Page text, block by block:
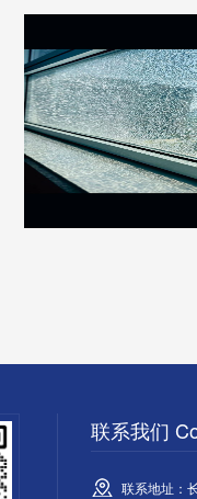
联系我们
联系地址：